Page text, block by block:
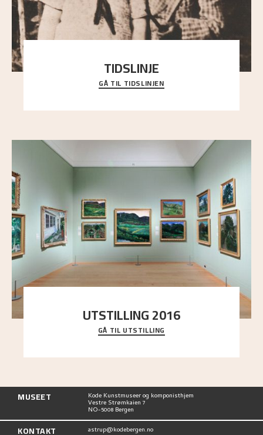
TIDSLINJE
Bli kjent med Nikolai Astrups liv, kunstnerskap og
ettermæle i en interaktiv presentasjon.
GÅ TIL TIDSLINJEN
UTSTILLING 2016
En komplett oversikt over Nikolai Astrups
utstillinger, fra debuten i 1900 og frem til i dag.
GÅ TIL UTSTILLING
MUSEET Kode Kunstmuseer og komponisthjem
Vestre Strømkaien 7
NO-5008 Bergen
KONTAKT astrup@kodebergen.no